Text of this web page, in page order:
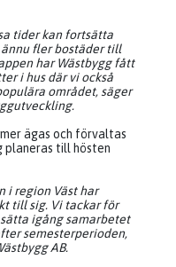
tider kan fortsätta
fler bostäder till
har Wästbygg fått
i hus där vi också
området, säger
ägas och förvaltas
planeras till hösten
i region Väst har
till sig. Vi tackar för
igång samarbetet
semesterperioden,
AB.